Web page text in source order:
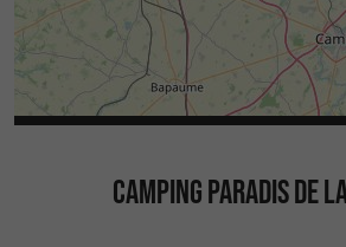
CAMPING PARADIS DE